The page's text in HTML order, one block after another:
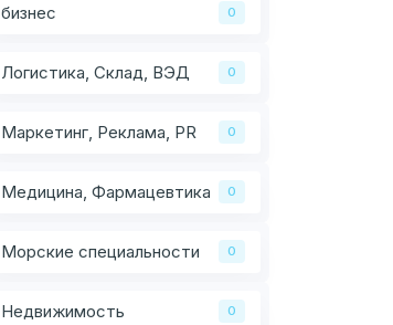
бизнес
0
Логистика, Склад, ВЭД 0
Маркетинг, Реклама, PR 0
Медицина, Фармацевтика 0
Морские специальности 0
Недвижимость 0